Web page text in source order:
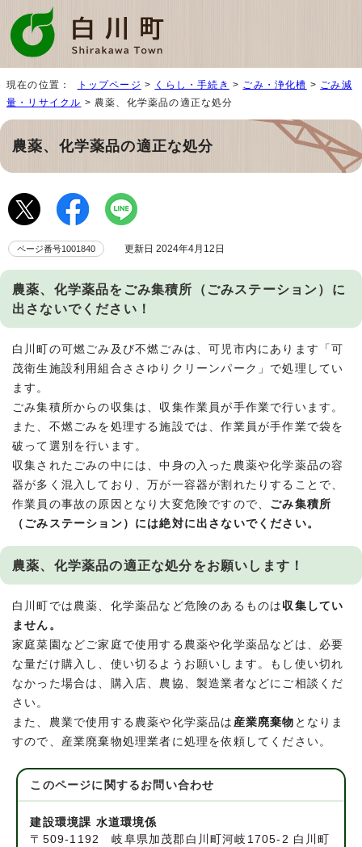
現在の位置： トップページ > くらし・手続き > ごみ・浄化槽 > ごみ減
量・リサイクル > 農薬、化学薬品の適正な処分
農薬、化学薬品の適正な処分
ページ番号1001840 更新日 2024年4月12日
農薬、化学薬品をごみ集積所（ごみステーション）に
出さないでください！
白川町の可燃ごみ及び不燃ごみは、可児市内にあります「可
茂衛生施設利用組合ささゆりクリーンパーク」で処理してい
ます。
ごみ集積所からの収集は、収集作業員が手作業で行います。
また、不燃ごみを処理する施設では、作業員が手作業で袋を
破って選別を行います。
収集されたごみの中には、中身の入った農薬や化学薬品の容
器が多く混入しており、万が一容器が割れたりすることで、
作業員の事故の原因となり大変危険ですので、 ごみ集積所
（ごみステーション）には絶対に出さないでください。
農薬、化学薬品の適正な処分をお願いします！
白川町では農薬、化学薬品など危険のあるものは 収集してい
ません。
家庭菜園などご家庭で使用する農薬や化学薬品などは、必要
な量だけ購入し、使い切るようお願いします。もし使い切れ
なかった場合は、購入店、農協、製造業者などにご相談くだ
さい。
また、農業で使用する農薬や化学薬品は 産業廃棄物 となりま
すので、産業廃棄物処理業者に処理を依頼してください。
このページに関する お問い合わせ
建設環境課 水道環境係
〒509-1192 岐阜県加茂郡白川町河岐1705-2 白川町